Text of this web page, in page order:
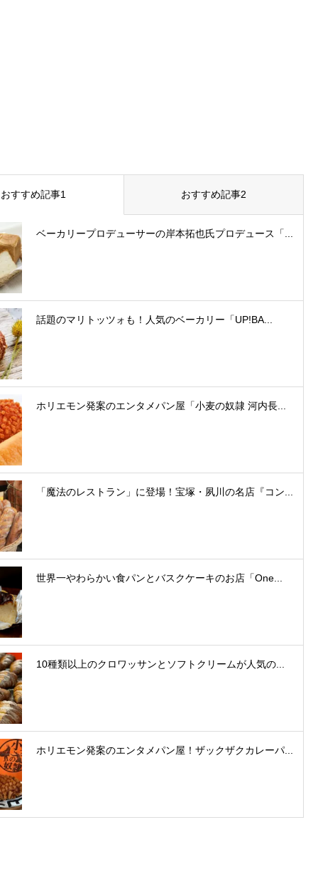
おすすめ記事1 おすすめ記事2
ベーカリープロデューサーの岸本拓也氏プロデュース「...
話題のマリトッツォも！人気のベーカリー「UP!BA...
ホリエモン発案のエンタメパン屋「小麦の奴隷 河内長...
「魔法のレストラン」に登場！宝塚・夙川の名店『コン...
世界一やわらかい食パンとバスクケーキのお店「One...
10種類以上のクロワッサンとソフトクリームが人気の...
ホリエモン発案のエンタメパン屋！ザックザクカレーパ...